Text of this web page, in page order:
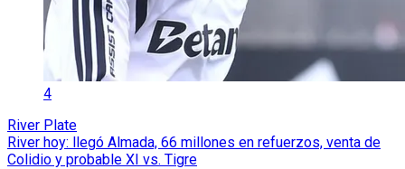
4
River Plate
River hoy: llegó Almada, 66 millones en refuerzos, venta de
Colidio y probable XI vs. Tigre